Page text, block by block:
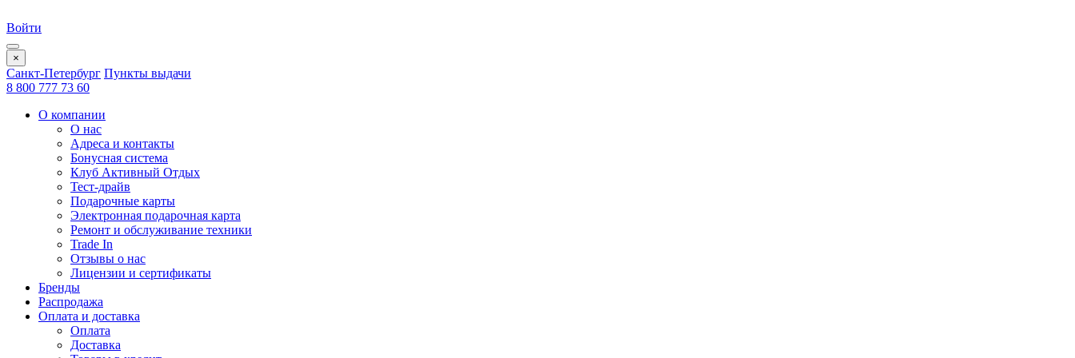
Войти
×
Санкт-Петербург Пункты выдачи
8 800 777 73 60
О компании
О нас
Адреса и контакты
Бонусная система
Клуб Активный Отдых
Тест-драйв
Подарочные карты
Электронная подарочная карта
Ремонт и обслуживание техники
Trade In
Отзывы о нас
Лицензии и сертификаты
Бренды
Распродажа
Оплата и доставка
Оплата
Доставка